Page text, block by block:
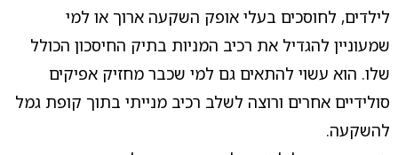
לילדים, לחוסכים בעלי אופק השקעה ארוך או למי
שמעוניין להגדיל את רכיב המניות בתיק החיסכון הכולל
שלו. הוא עשוי להתאים גם למי שכבר מחזיק אפיקים
סולידיים אחרים ורוצה לשלב רכיב מנייתי בתוך קופת גמל
להשקעה.